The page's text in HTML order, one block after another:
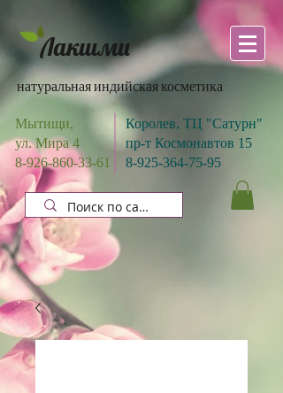
Лакшми
натуральная индийская косметика
Мытищи,
ул. Мира 4
8-926-860-33-61
Королев, ТЦ "Сатурн"
пр-т Космонавтов 15
8-925-364-75-95